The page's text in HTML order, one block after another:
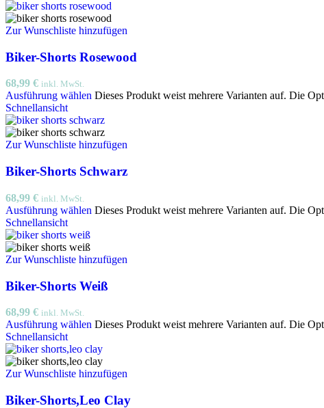
Zur Wunschliste hinzufügen
Biker-Shorts Rosewood
68,99 € inkl. MwSt.
Ausführung wählen Dieses Produkt weist mehrere Varianten auf. Die
Schnellansicht
Zur Wunschliste hinzufügen
Biker-Shorts Schwarz
68,99 € inkl. MwSt.
Ausführung wählen Dieses Produkt weist mehrere Varianten auf. Die
Schnellansicht
Zur Wunschliste hinzufügen
Biker-Shorts Weiß
68,99 € inkl. MwSt.
Ausführung wählen Dieses Produkt weist mehrere Varianten auf. Die
Schnellansicht
Zur Wunschliste hinzufügen
Biker-Shorts,Leo Clay